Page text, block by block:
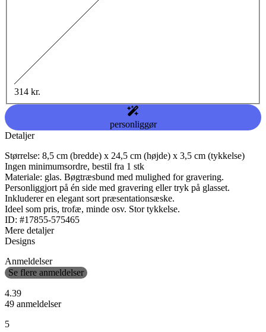
314 kr.
personliggør
Detaljer
Størrelse: 8,5 cm (bredde) x 24,5 cm (højde) x 3,5 cm (tykkelse)
Ingen minimumsordre, bestil fra 1 stk
Materiale: glas. Bøgtræsbund med mulighed for gravering.
Personliggjort på én side med gravering eller tryk på glasset.
Inkluderer en elegant sort præsentationsæske.
Ideel som pris, trofæ, minde osv. Stor tykkelse.
ID: #17855-575465
Mere detaljer
Designs
Anmeldelser
Se flere anmeldelser
4.39
49 anmeldelser
5